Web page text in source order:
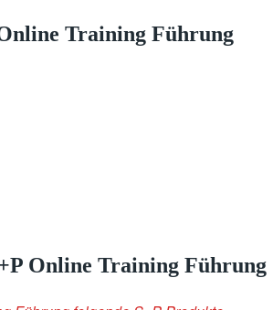
Training Führung
Online Training Führung